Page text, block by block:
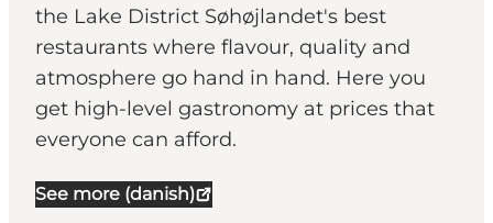
the Lake District Søhøjlandet's best
restaurants where flavour, quality and
atmosphere go hand in hand. Here you
get high-level gastronomy at prices that
everyone can afford.
See more (danish)